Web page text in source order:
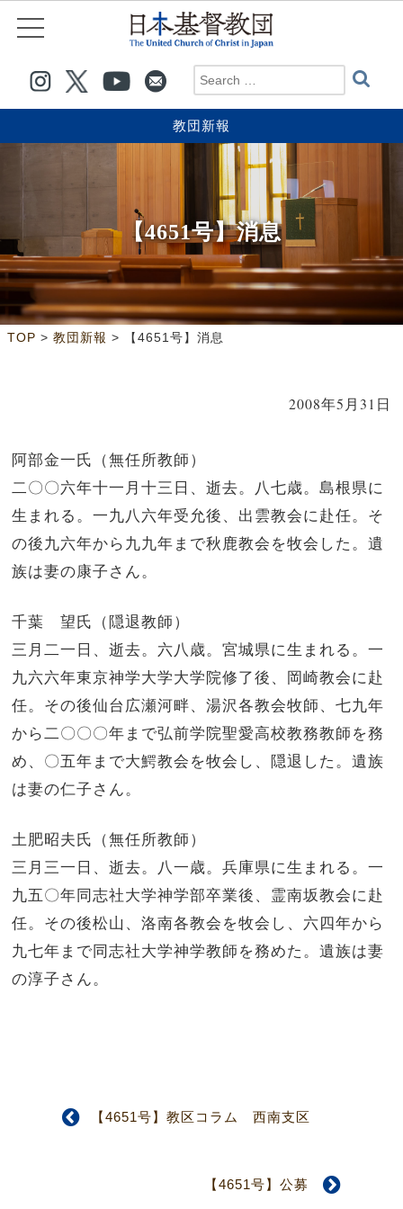
教団新報
【4651号】消息
TOP > 教団新報 > 【4651号】消息
2008年5月31日
阿部金一氏（無任所教師）
二〇〇六年十一月十三日、逝去。八七歳。島根県に
生まれる。一九八六年受允後、出雲教会に赴任。そ
の後九六年から九九年まで秋鹿教会を牧会した。遺
族は妻の康子さん。
千葉 望氏（隠退教師）
三月二一日、逝去。六八歳。宮城県に生まれる。一
九六六年東京神学大学大学院修了後、岡崎教会に赴
任。その後仙台広瀬河畔、湯沢各教会牧師、七九年
から二〇〇〇年まで弘前学院聖愛高校教務教師を務
め、〇五年まで大鰐教会を牧会し、隠退した。遺族
は妻の仁子さん。
土肥昭夫氏（無任所教師）
三月三一日、逝去。八一歳。兵庫県に生まれる。一
九五〇年同志社大学神学部卒業後、霊南坂教会に赴
任。その後松山、洛南各教会を牧会し、六四年から
九七年まで同志社大学神学教師を務めた。遺族は妻
の淳子さん。
【4651号】教区コラム 西南支区
【4651号】公募